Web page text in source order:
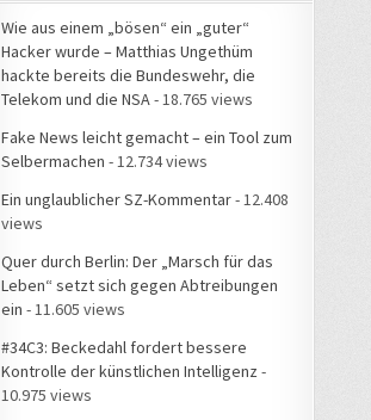
Wie aus einem „bösen“ ein „guter“
Hacker wurde – Matthias Ungethüm
hackte bereits die Bundeswehr, die
Telekom und die NSA - 18.765 views
Fake News leicht gemacht – ein Tool zum
Selbermachen - 12.734 views
Ein unglaublicher SZ-Kommentar- 12.408
views
Quer durch Berlin: Der „Marsch für das
Leben“ setzt sich gegen Abtreibungen
ein - 11.605 views
#34C3: Beckedahl fordert bessere
Kontrolle der künstlichen Intelligenz -
10.975 views